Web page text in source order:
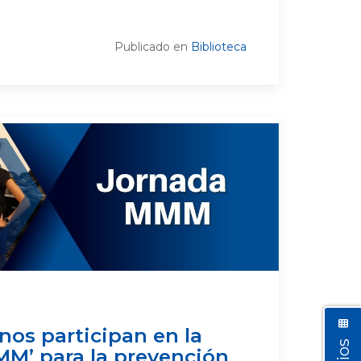
Publicado en Biblioteca
participan en la